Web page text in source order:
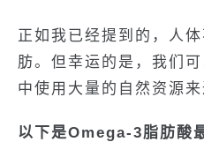
正如我已经提到的，人
肪。但幸运的是，我们
中使用大量的自然资源
以下是Omega-3脂肪酸